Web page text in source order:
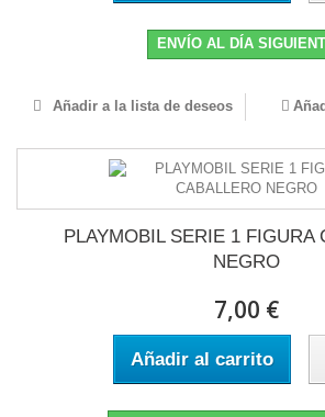
ENVÍO AL DÍA
Añadir a la lista de deseos
PLAYMOBIL SERIE 1 FIGURA
NEGRO
7,00 €
Añadir al carrito